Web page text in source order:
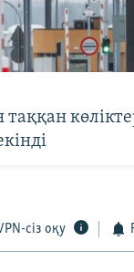
таққан
сіз оқу